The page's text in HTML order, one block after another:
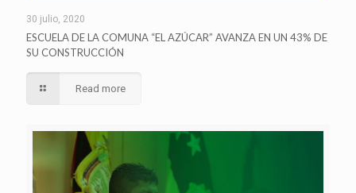
30 julio, 2020
ESCUELA DE LA COMUNA “EL AZÚCAR” AVANZA EN UN 43% DE
SU CONSTRUCCIÓN
Read more